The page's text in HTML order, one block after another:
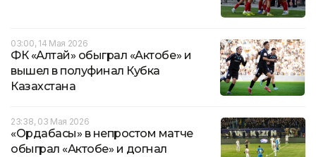
03:00, 14 Мая 2026
ФК «Алтай» обыграл «Актобе» и
вышел в полуфинал Кубка
Казахстана
23:38, 03 Мая 2026
«Ордабасы» в непростом матче
обыграл «Актобе» и догнал